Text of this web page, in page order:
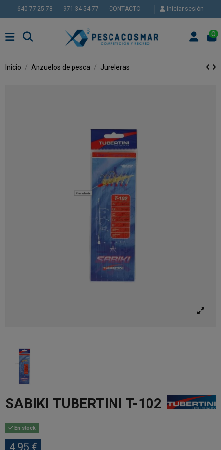
640 77 25 78 971 34 54 77 CONTACTO Iniciar sesión
0
Inicio Anzuelos de pesca Jureleras
SABIKI TUBERTINI T-102
En stock
4,95 €